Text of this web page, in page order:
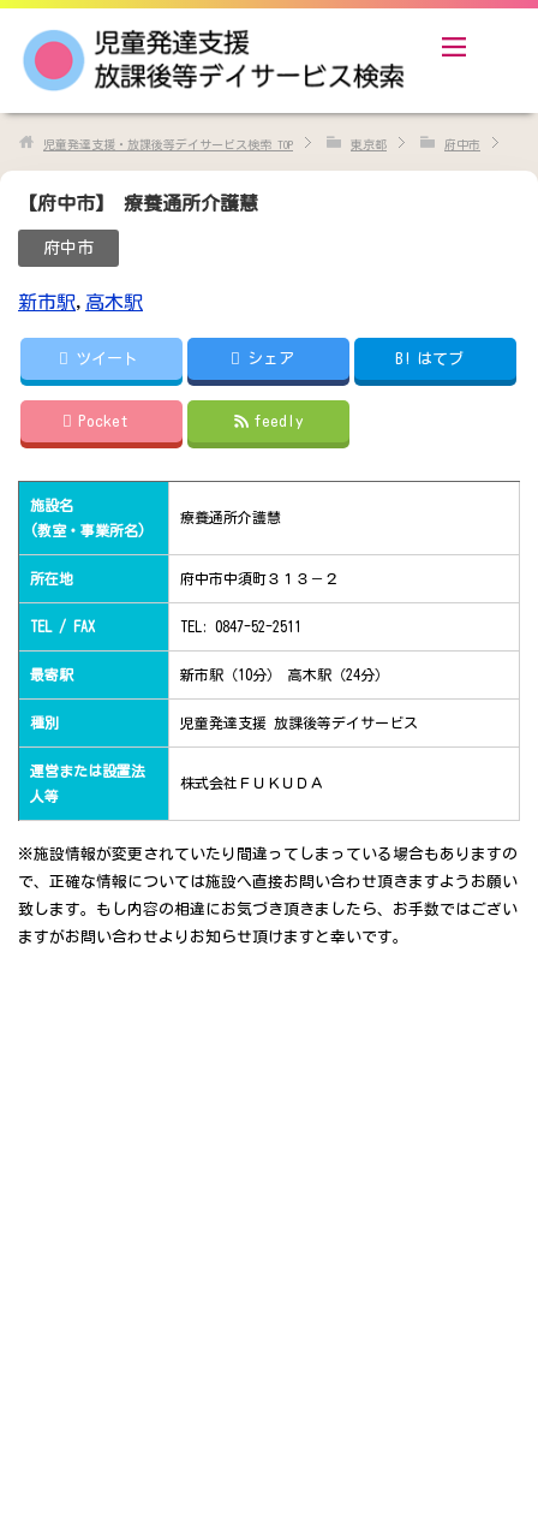
児童発達支援・放課後等デイサービス検索 TOP 東京都 府中市
【府中市】 療養通所介護慧
府中市
新市駅, 高木駅
ツイート シェア B! はてブ
Pocket feedly
施設名
(教室・事業所名)
療養通所介護慧
所在地 府中市中須町３１３－２
TEL / FAX TEL: 0847-52-2511
最寄駅 新市駅（10分） 高木駅（24分）
種別 児童発達支援 放課後等デイサービス
運営または設置法
人等
株式会社ＦＵＫＵＤＡ
※施設情報が変更されていたり間違ってしまっている場合もありますの
で、正確な情報については施設へ直接お問い合わせ頂きますようお願い
致します。もし内容の相違にお気づき頂きましたら、お手数ではござい
ますがお問い合わせよりお知らせ頂けますと幸いです。